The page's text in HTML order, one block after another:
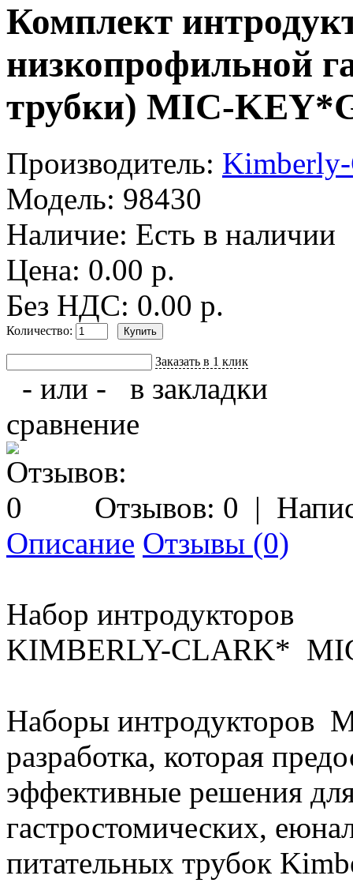
Комплект
низкопрофильной
трубки) MIC-
Производитель:
Модель: 98430
Наличие: Есть в наличии
Цена: 0.00 р.
Без НДС: 0.00 р.
Количество:
Заказать в 1 клик
- или -
в закладки
сравнение
Отзывов: 0 |
Описание Отзывы (0)
Набор интродукторов
KIMBERLY-CLARK*
Наборы интродукторов
разработка, которая
эффективные решения
гастростомических,
питательных трубок